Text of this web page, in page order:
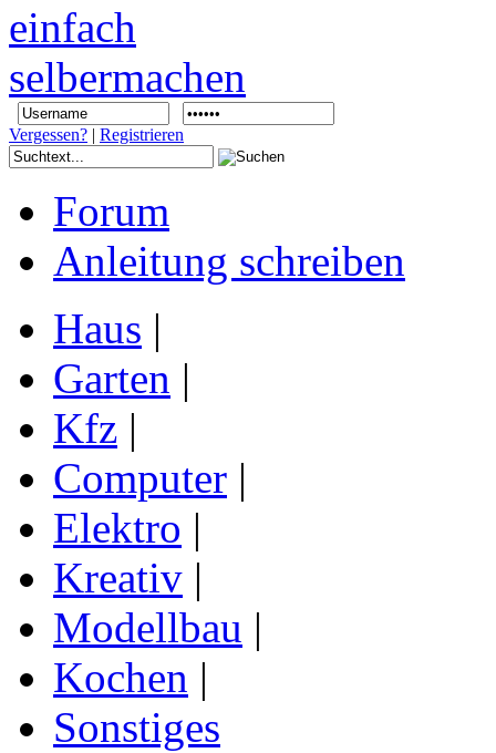
Vergessen? | Registrieren
Forum
Anleitung schreiben
Haus |
Garten |
Kfz |
Computer |
Elektro |
Kreativ |
Modellbau |
Kochen |
Sonstiges